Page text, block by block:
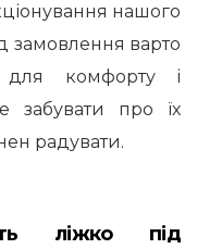
нашого
замовлення варто
комфорту і
забувати про їх
радувати.
ліжко під